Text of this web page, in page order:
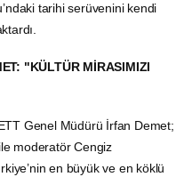
tarihi serüvenini kendi
"KÜLTÜR MİRASIMIZI
Genel Müdürü İrfan Demet;
moderatör Cengiz
en büyük ve en köklü